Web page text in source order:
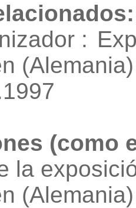
:
(como
la